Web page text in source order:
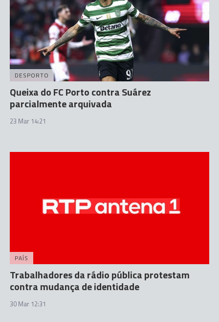
DESPORTO
Queixa do FC Porto contra Suárez
parcialmente arquivada
23 Mar 14:21
PAÍS
Trabalhadores da rádio pública protestam
contra mudança de identidade
30 Mar 12:31